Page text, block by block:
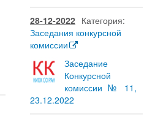
28-12-2022 Категория:
Заседания конкурсной
комиссии
Заседание
Конкурсной
комиссии № 11,
23.12.2022